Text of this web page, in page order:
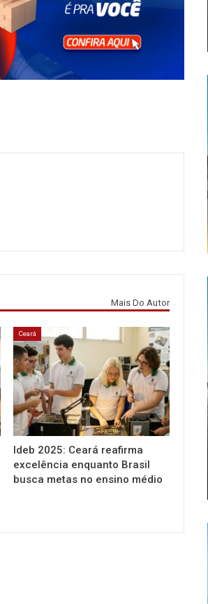
Mais Do Autor
Ceará
Ideb 2025: Ceará reafirma
excelência enquanto Brasil
busca metas no ensino médio